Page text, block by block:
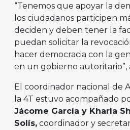
“Tenemos que apoyar la
los ciudadanos participen
deciden y deben tener la
puedan solicitar la
hacer democracia con la
en un gobierno autoritario”,
El coordinador nacional de
la 4T estuvo acompañado
Jácome García y Kharla
Solís, coordinador y